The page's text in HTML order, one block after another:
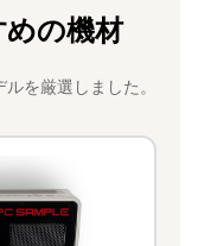
の機材
を厳選しました。